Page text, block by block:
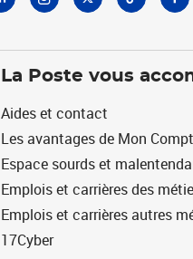
La Poste vous
Aides et contact
Les avantages de Mon
Espace sourds et
Emplois et carrières des
Emplois et carrières autres
17Cyber